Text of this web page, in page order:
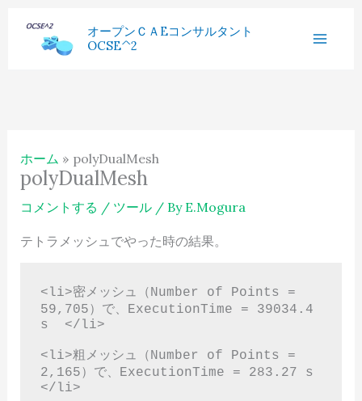
オープンＣＡEコンサルタント
OCSE^2
ホーム polyDualMesh
polyDualMesh
コメントする / ツール/ By E.Mogura
テトラメッシュでやった時の結果。
<li>密メッシュ（Number of Points =
59,705）で、ExecutionTime = 39034.4
s  </li>
<li>粗メッシュ（Number of Points =
2,165）で、ExecutionTime = 283.27 s
</li>
過